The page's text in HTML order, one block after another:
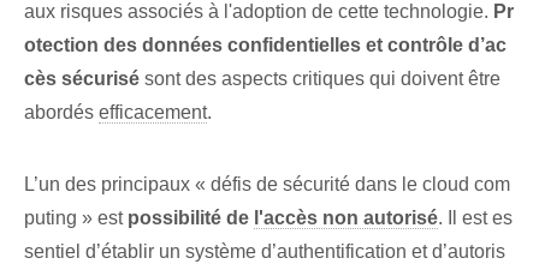
aux risques associés à l'adoption de cette technologie. Pr
otection des données confidentielles et contrôle d’ac
cès sécurisé sont des aspects critiques qui doivent être
abordés efficacement.
L’un des principaux « défis de sécurité dans le cloud com
puting » est possibilité de l'accès non autorisé. Il est es
sentiel d’établir un système d’authentification et d’autoris